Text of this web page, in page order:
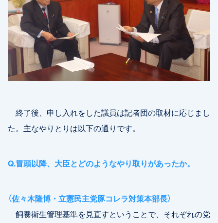
終了後、申し入れをした議員は記者団の取材に応じまし
た。主なやりとりは以下の通りです。
Q.冒頭以降、大臣とどのようなやり取りがあったか。
（佐々木隆博・立憲民主党豚コレラ対策本部長）
飼養衛生管理基準を見直すということで、それぞれの党